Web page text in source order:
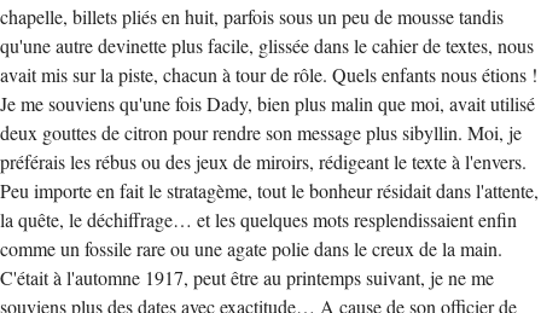
chapelle, billets pliés en huit, parfois sous un peu de mousse tandis
qu'une autre devinette plus facile, glissée dans le cahier de textes, nous
avait mis sur la piste, chacun à tour de rôle. Quels enfants nous étions !
Je me souviens qu'une fois Dady, bien plus malin que moi, avait utilisé
deux gouttes de citron pour rendre son message plus sibyllin. Moi, je
préférais les rébus ou des jeux de miroirs, rédigeant le texte à l'envers.
Peu importe en fait le stratagème, tout le bonheur résidait dans l'attente,
la quête, le déchiffrage… et les quelques mots resplendissaient enfin
comme un fossile rare ou une agate polie dans le creux de la main.
C'était à l'automne 1917, peut être au printemps suivant, je ne me
souviens plus des dates avec exactitude… A cause de son officier de